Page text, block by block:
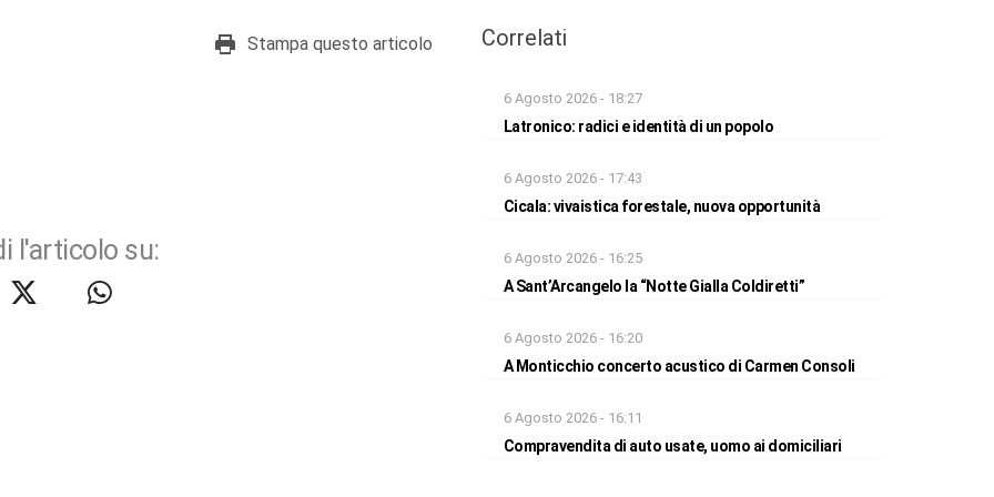
Stampa questo articolo
l'articolo su:
Correlati
6 Agosto 2026 - 18:27
Latronico: radici e identità di un popolo
6 Agosto 2026 - 17:43
Cicala: vivaistica forestale, nuova opportunità
6 Agosto 2026 - 16:25
A Sant’Arcangelo la “Notte Gialla Coldiretti”
6 Agosto 2026 - 16:20
A Monticchio concerto acustico di Carmen Consoli
6 Agosto 2026 - 16:11
Compravendita di auto usate, uomo ai domiciliari